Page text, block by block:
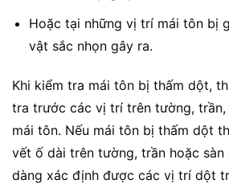
Hoặc tại những vị trí mái tôn bị
vật sắc nhọn gây ra.
Khi kiểm tra mái tôn bị thấm dột,
tra trước các vị trí trên tường, trần,
mái tôn. Nếu mái tôn bị thấm dột
vết ố dài trên tường, trần hoặc sàn
dàng xác định được các vị trí dột